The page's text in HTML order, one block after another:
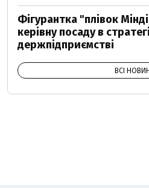
Фігурантка "плівок
керівну посаду в
держпідприємстві
ВСІ